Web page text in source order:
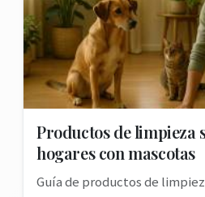
Productos de limpieza
hogares con mascotas
Guía de productos de